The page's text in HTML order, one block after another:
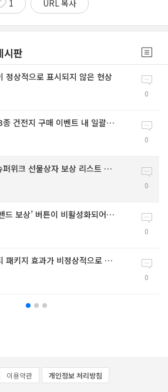
1 URL 복사
시판
정상적으로 표시되지 않은 현상
0
이벤트 내 일괄 구매 시 할인율이 30%로 잘못 표기되는 현상
0
보상 리스트 내 K 코인 보물상자 쿠폰 입력 시 보상 미지급 현상
0
버튼이 비활성화되어 수령이 가능하지 않은 현상
0
지 효과가 비정상적으로 표시되는 현상
0
이용약관 개인정보 처리방침